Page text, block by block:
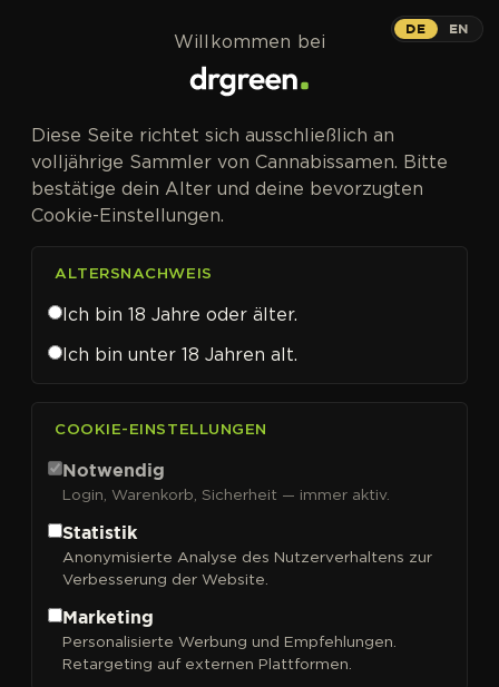
00 Seeds
Sortieren nach
00 Seeds
00 Cheese Auto
00 Seeds
00 Cheese
DE EN
Willkommen bei
Diese Seite richtet sich ausschließlich an
volljährige Sammler von Cannabissamen. Bitte
bestätige dein Alter und deine bevorzugten
Cookie-Einstellungen.
ALTERSNACHWEIS
Ich bin 18 Jahre oder älter.
Ich bin unter 18 Jahren alt.
COOKIE-EINSTELLUNGEN
Notwendig
Login, Warenkorb, Sicherheit — immer aktiv.
Statistik
Anonymisierte Analyse des Nutzerverhaltens zur
Verbesserung der Website.
Marketing
Personalisierte Werbung und Empfehlungen.
Retargeting auf externen Plattformen.